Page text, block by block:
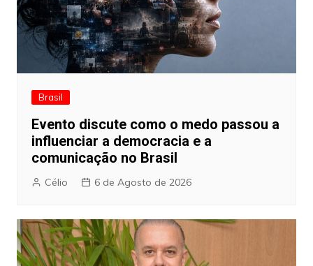
Brasil
Evento discute como o medo passou a
influenciar a democracia e a
comunicação no Brasil
Célio 6 de Agosto de 2026